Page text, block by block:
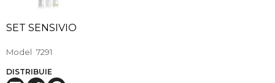
SET SENSIVIO
Model 7291
DISTRIBUIE